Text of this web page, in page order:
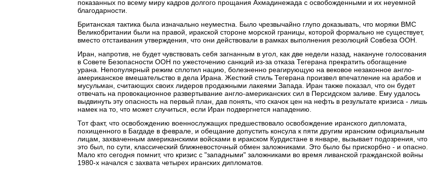
показанных по всему миру кадров долгого прощания Ахмадинежада с освобожденными и их неуемной
благодарности.
Британская тактика была изначально неуместна. Было чрезвычайно глупо доказывать, что моряки ВМС
Великобритании были на правой, иракской стороне морской границы, которой формально не существует,
вместо отстаивания утверждения, что они действовали в рамках выполнения резолюций Совбеза ООН.
Иран, напротив, не будет чувствовать себя загнанным в угол, как две недели назад, накануне голосования
в Совете Безопасности ООН по ужесточению санкций из-за отказа Тегерана прекратить обогащение
урана. Непопулярный режим сплотил нацию, болезненно реагирующую на вековое незаконное англо-
американское вмешательство в дела Ирана. Жесткий стиль Тегерана произвел впечатление на арабов и
мусульман, считающих своих лидеров продажными лакеями Запада. Иран также показал, что он будет
отвечать на провокационное развертывание англо-американских сил в Персидском заливе. Ему удалось
выдвинуть эту опасность на первый план, дав понять, что скачок цен на нефть в результате кризиса - лишь
намек на то, что может случиться, если Иран подвергнется нападению.
Тот факт, что освобождению военнослужащих предшествовало освобождение иранского дипломата,
похищенного в Багдаде в феврале, и обещание допустить консула к пяти другим иранским официальным
лицам, захваченным американскими войсками в иракском Курдистане в январе, вызывает подозрения, что
это был, по сути, классический ближневосточный обмен заложниками. Это было бы прискорбно - и опасно.
Мало кто сегодня помнит, что кризис с "западными" заложниками во время ливанской гражданской войны
1980-х начался с захвата четырех иранских дипломатов.